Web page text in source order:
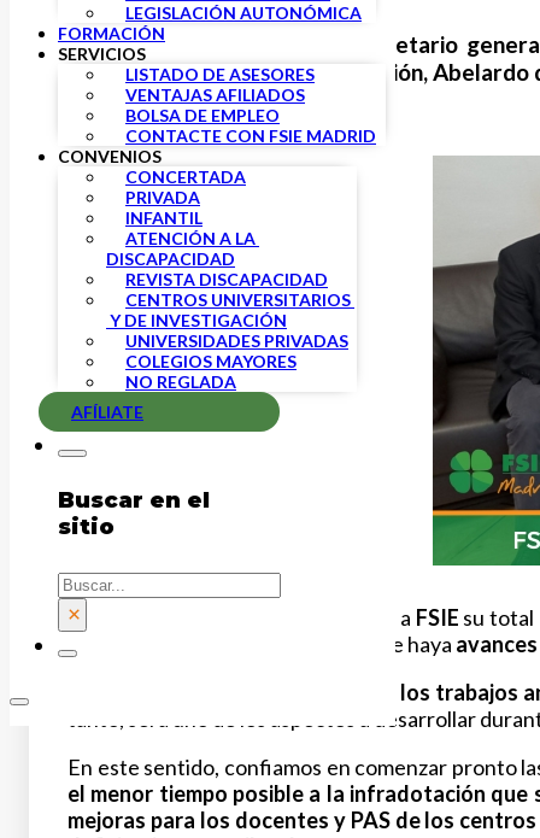
LEGISLACIÓN AUTONÓMICA
FORMACIÓN
SERVICIOS
LISTADO DE ASESORES
VENTAJAS AFILIADOS
BOLSA DE EMPLEO
CONTACTE CON FSIE MADRID
CONVENIOS
CONCERTADA
PRIVADA
INFANTIL
ATENCIÓN A LA
DISCAPACIDAD
REVISTA DISCAPACIDAD
CENTROS UNIVERSITARIOS
Y DE INVESTIGACIÓN
UNIVERSIDADES PRIVADAS
COLEGIOS MAYORES
NO REGLADA
AFÍLIATE
Buscar en el
sitio
Buscar
×
FSIE, representado por el secretario
secretario de Estado de Educación, Abelardo
por ambas partes.
El secretario de Estado ha traslado a FSIE su total
profesorado
, por lo que espera que haya
los trabajos
tanto, será uno de los aspectos a desarrollar
En este sentido, confiamos en comenzar pronto
el menor tiempo posible a la infradotación que
mejoras para los docentes y PAS de los